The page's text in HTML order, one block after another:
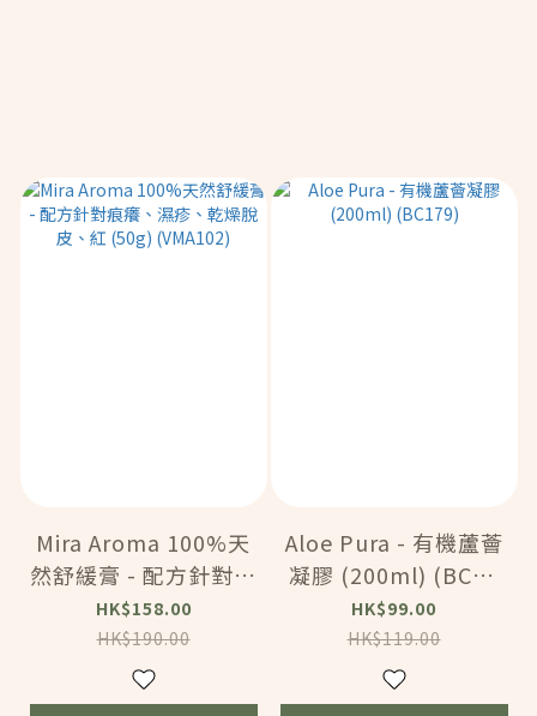
Mira Aroma 100%天
然舒緩膏 - 配方針對痕
癢、濕疹、乾燥脫皮、
紅 (50g) (VMA102)
HK$158.00
HK$190.00
Aloe Pura - 有機蘆薈
凝膠 (200ml) (BC17
9)
HK$99.00
HK$119.00